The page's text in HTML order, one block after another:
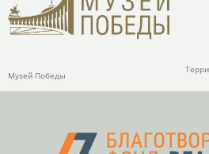
Музей Победы